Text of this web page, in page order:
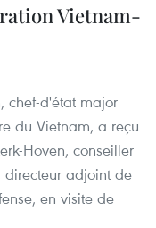
Vietnam-
chef-d'état major
du Vietnam, a reçu
Hoven, conseiller
directeur adjoint de
en visite de